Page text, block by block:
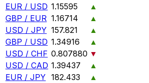
EUR / USD 1.15595
▲
GBP / EUR 1.16714
▲
USD / JPY 157.821
▲
GBP / USD 1.34916
▲
USD / CHF 0.807880 ▼
USD / CAD 1.39437
▲
EUR / JPY 182.433
▲